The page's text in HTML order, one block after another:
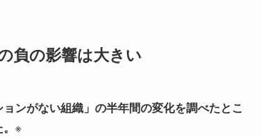
負の影響は大きい
ンがない組織」の半年間の変化を調べたとこ
※